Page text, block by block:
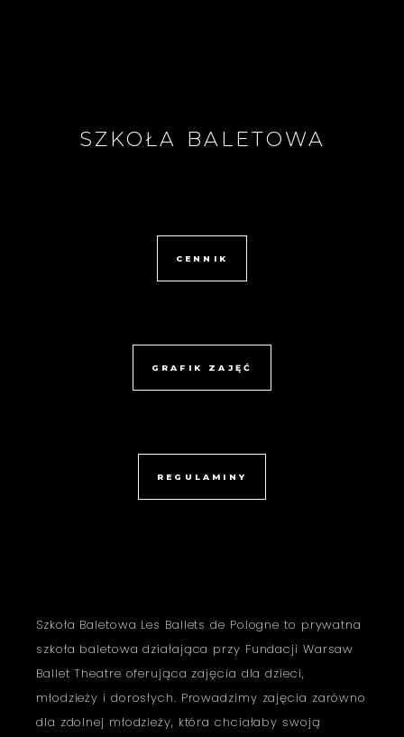
SZKOŁA BALETOWA
CENNIK
GRAFIK ZAJĘĆ
REGULAMINY
Szkoła Baletowa Les Ballets de Pologne to prywatna
szkoła baletowa działająca przy Fundacji Warsaw
Ballet Theatre oferująca zajęcia dla dzieci,
młodzieży i dorosłych. Prowadzimy zajęcia zarówno
dla zdolnej młodzieży, która chciałaby swoją